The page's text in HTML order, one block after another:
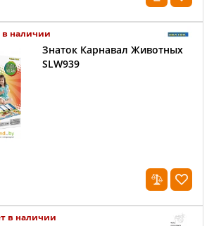
в наличии
Знаток Карнавал Животных
SLW939
в наличии